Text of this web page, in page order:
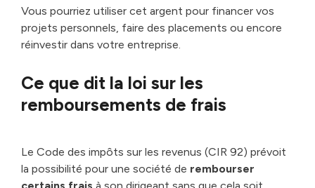
Vous pourriez utiliser cet argent pour financer vos
projets personnels, faire des placements ou encore
réinvestir dans votre entreprise.
Ce que dit la loi sur les
remboursements de frais
Le Code des impôts sur les revenus (CIR 92) prévoit
la possibilité pour une société de rembourser